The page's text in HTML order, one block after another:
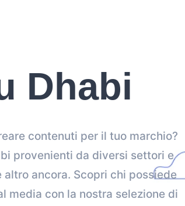
Dhabi
contenuti per il tuo marchio?
provenienti da diversi settori e
ancora. Scopri chi possiede
media con la nostra selezione di